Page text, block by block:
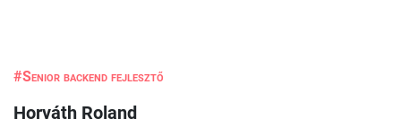
#Senior backend fejlesztő
Horváth Roland